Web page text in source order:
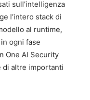
sull’intelligenza
l’intero stack di
al runtime,
ogni fase
One AI Security
di altre importanti